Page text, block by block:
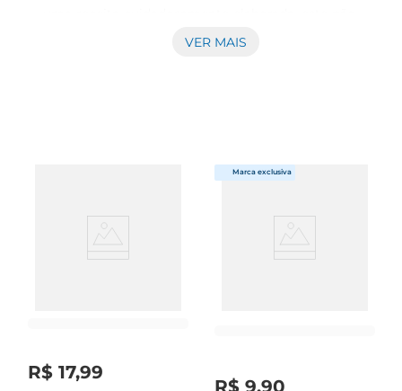
oferece uma textura macia e um gosto
Qualidade e Sabor em Cada Ingrediente
Minuto Assado é feito para agradar a todos os
VER MAIS
R$ 17,99
R$ 9,90